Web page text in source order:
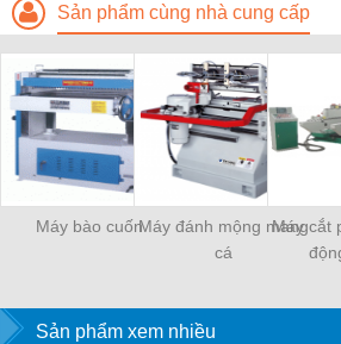
Sản phẩm cùng nhà cung cấp
Máy bào cuốnMáy đánh mộng mang
cá
Máy cắt
Sản phẩm xem nhiều